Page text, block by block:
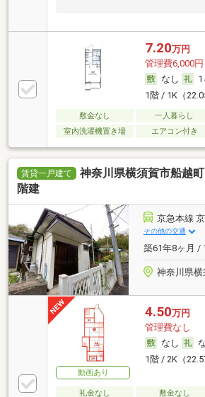
7.20万円
管理費6,000円
なし
1
1階 / 1K（
敷金なし 一人暮らし
室内洗濯機置き場
エアコン付き
賃貸一戸建て
神奈川県横須賀市船越
階建
京急本線
その他の交通
築61年8ヶ月 /
神奈川県横
動画あり
4.50万円
管理費なし
なし
1階 / 2K（
礼金なし 敷金なし